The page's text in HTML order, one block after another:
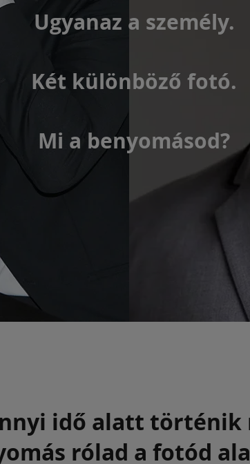
Ugyanaz a személy.
Két különböző fotó.
Mi a benyomásod?
idő alatt történik
rólad a fotód